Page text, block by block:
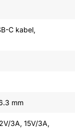
C kabel,
mm
3A, 15V/3A,